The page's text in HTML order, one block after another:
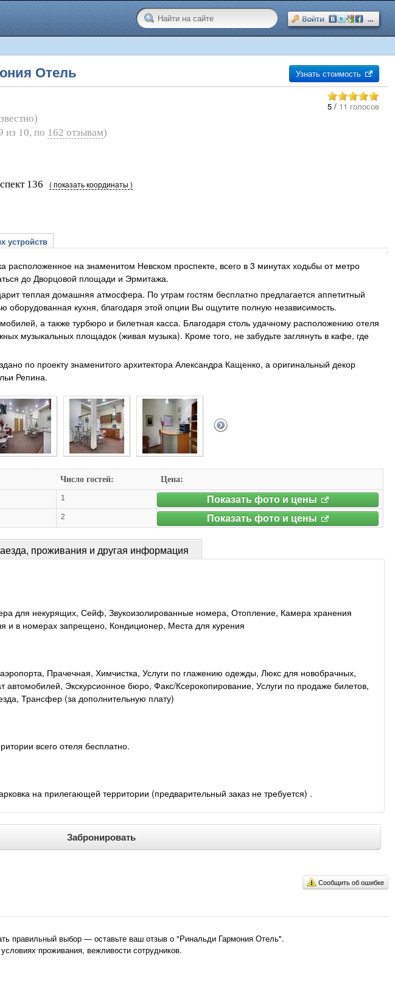
Отель Узнать стоимость
5 / 11 голосов
из 10, по 162 отзывам)
136 ( показать координаты )
устройств
расположенное на знаменитом Невском проспекте, всего в 3 минутах ходьбы от метро
до Дворцовой площади и Эрмитажа.
теплая домашняя атмосфера. По утрам гостям бесплатно предлагается аппетитный
оборудованная кухня, благодаря этой опции Вы ощутите полную независимость.
а также турбюро и билетная касса. Благодаря столь удачному расположению отеля
музыкальных площадок (живая музыка). Кроме того, не забудьте заглянуть в кафе, где
по проекту знаменитого архитектора Александра Кащенко, а оригинальный декор
Репина.
Число гостей: Цена:
1 Показать фото и цены
2 Показать фото и цены
проживания и другая информация
для некурящих, Сейф, Звукоизолированные номера, Отопление, Камера хранения
и в номерах запрещено, Кондиционер, Места для курения
Прачечная, Химчистка, Услуги по глажению одежды, Люкс для новобрачных,
автомобилей, Экскурсионное бюро, Факс/Ксерокопирование, Услуги по продаже билетов,
Трансфер (за дополнительную плату)
всего отеля бесплатно.
на прилегающей территории (предварительный заказ не требуется) .
Забронировать
Сообщить об ошибке
правильный выбор — оставьте ваш отзыв о "Ринальди Гармония Отель".
проживания, вежливости сотрудников.